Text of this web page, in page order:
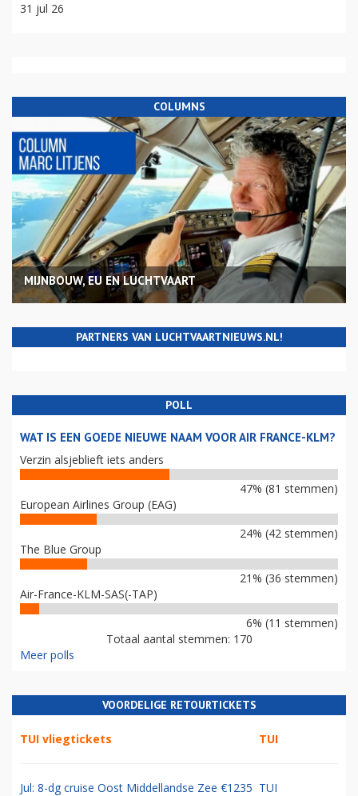
31 jul 26
COLUMNS
MIJNBOUW, EU EN LUCHTVAART
PARTNERS VAN LUCHTVAARTNIEUWS.NL!
POLL
WAT IS EEN GOEDE NIEUWE NAAM VOOR AIR FRANCE-KLM?
Verzin alsjeblieft iets anders
47% (81 stemmen)
European Airlines Group (EAG)
24% (42 stemmen)
The Blue Group
21% (36 stemmen)
Air-France-KLM-SAS(-TAP)
6% (11 stemmen)
Totaal aantal stemmen: 170
Meer polls
VOORDELIGE RETOURTICKETS
TUI vliegtickets TUI
Jul: 8-dg cruise Oost Middellandse Zee €1235 TUI